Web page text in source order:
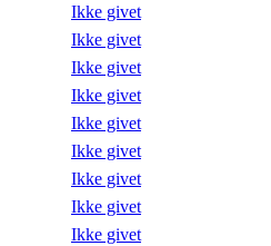
Ikke givet
Ikke givet
Ikke givet
Ikke givet
Ikke givet
Ikke givet
Ikke givet
Ikke givet
Ikke givet